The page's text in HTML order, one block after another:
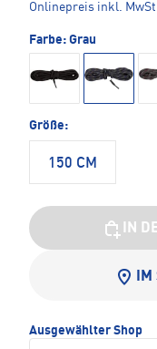
Onlinepreis inkl.
Farbe: Grau
Größe:
150 CM
IN
Ausgewählter Shop